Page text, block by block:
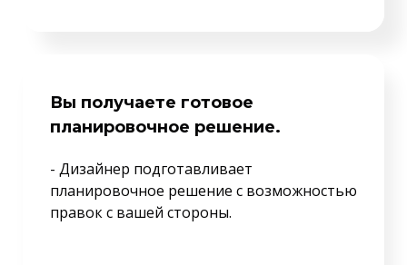
Вы получаете готовое
планировочное решение.
- Дизайнер подготавливает
планировочное решение с возможностью
правок с вашей стороны.